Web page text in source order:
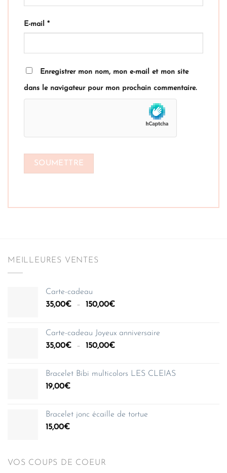
E-mail *
Enregistrer mon nom, mon e-mail et mon site
dans le navigateur pour mon prochain commentaire.
MEILLEURES VENTES
Carte-cadeau
35,00€ – 150,00€Plage
35,00€
à
Carte-cadeau Joyeux anniversaire
35,00€ – 150,00€Plage
35,00€
Bracelet Bibi multicolors LES CLEIAS
19,00€
Bracelet jonc écaille de tortue
15,00€
VOS COUPS DE COEUR